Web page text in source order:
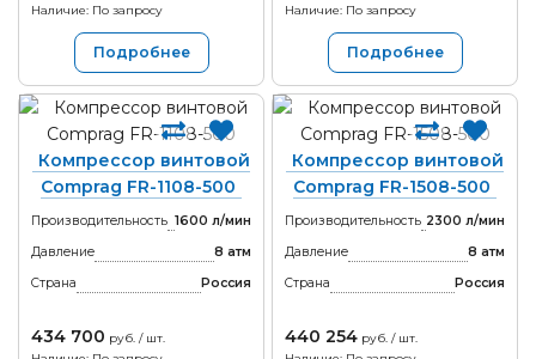
Наличие: По запросу
Подробнее
Наличие: По запросу
Подробнее
Компрессор винтовой
Comprag FR-1108-500
Производительность 1600 л/мин
Давление
8 атм
Страна
Россия
434 700 руб. / шт.
Компрессор винтовой
Comprag FR-1508-500
Производительность 2300 л/мин
Давление
8 атм
Страна
Россия
440 254 руб. / шт.